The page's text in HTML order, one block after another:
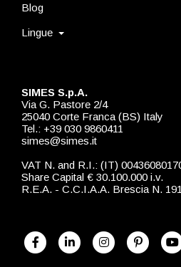
SIMES S.p.A.
Via G. Pastore 2/4
25040 Corte Franca (BS) Italy
Tel.: +39 030 9860411
simes@simes.it
VAT N. and R.I.: (IT)
Share Capital € 30.100.000 i.v.
R.E.A. - C.C.I.A.A. Brescia N.
Blog
Lingue